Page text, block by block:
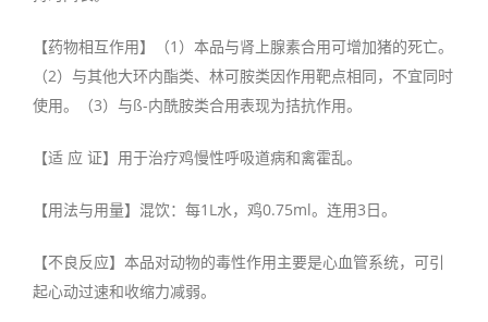
【药物相互作用】（1）本品与肾上腺素合用可增加猪的死亡。
（2）与其他大环内酯类、林可胺类因作用靶点相同，不宜同时
使用。（3）与ß-内酰胺类合用表现为拮抗作用。
【适 应 证】用于治疗鸡慢性呼吸道病和禽霍乱。
【用法与用量】混饮：每1L水，鸡0.75ml。连用3日。
【不良反应】本品对动物的毒性作用主要是心血管系统，可引
起心动过速和收缩力减弱。